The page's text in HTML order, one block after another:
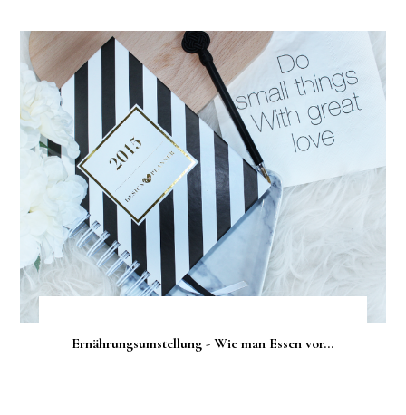
Ernährungsumstellung - Wie man Essen vor...